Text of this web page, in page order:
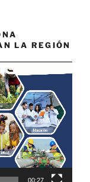
LA REGIÓN
00:27